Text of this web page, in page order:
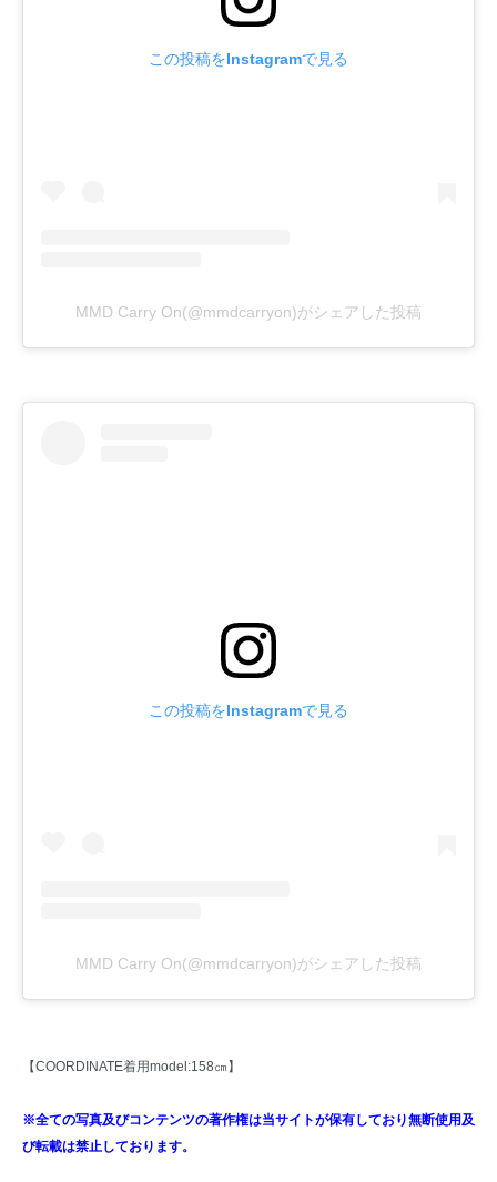
この投稿をInstagramで見る
MMD Carry On(@mmdcarryon)がシェアした投稿
この投稿をInstagramで見る
MMD Carry On(@mmdcarryon)がシェアした投稿
【COORDINATE着用model:158㎝】
※全ての写真及びコンテンツの著作権は当サイトが保有しており無断使用及
び転載は禁止しております。